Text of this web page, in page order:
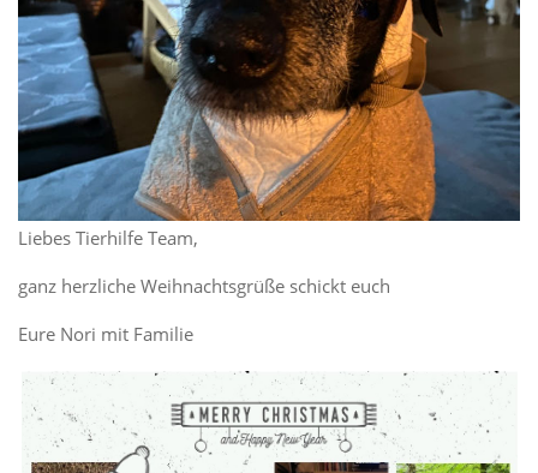
21.12.2019
Liebes Tierhilfe Team,
ganz herzliche Weihnachtsgrüße schickt euch
Eure Nori mit Familie